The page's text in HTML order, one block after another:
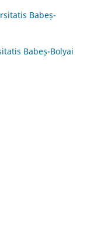
Babeș-
Babeș-Bolyai